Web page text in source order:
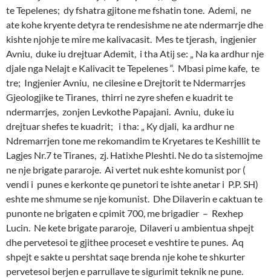
te Tepelenes; dy fshatra gjitone me fshatin tone. Ademi, ne
ate kohe kryente detyra te rendesishme ne ate ndermarrje dhe
kishte njohje te mire me kalivacasit. Mes te tjerash, ingjenier
Avniu, duke iu drejtuar Ademit, i tha Atij se: „ Na ka ardhur nje
djale nga Nelajt e Kalivacit te Tepelenes “. Mbasi pime kafe, te
tre; Ingjenier Avniu, ne cilesine e Drejtorit te Ndermarrjes
Gjeologjike te Tiranes, thirri ne zyre shefen e kuadrit te
ndermarrjes, zonjen Levkothe Papajani. Avniu, duke iu
drejtuar shefes te kuadrit; i tha: „ Ky djali, ka ardhur ne
Ndremarrjen tone me rekomandim te Kryetares te Keshillit te
Lagjes Nr.7 te Tiranes, zj. Hatixhe Pleshti. Ne do ta sistemojme
ne nje brigate pararoje. Ai vertet nuk eshte komunist por (
vendi i punes e kerkonte qe punetori te ishte anetar i P.P. SH)
eshte me shmume se nje komunist. Dhe Dilaverin e caktuan te
punonte ne brigaten e cpimit 700, me brigadier – Rexhep
Lucin. Ne kete brigate pararoje, Dilaveri u ambientua shpejt
dhe pervetesoi te gjithee proceset e veshtire te punes. Aq
shpejt e sakte u pershtat saqe brenda nje kohe te shkurter
pervetesoi berjen e parrullave te sigurimit teknik ne pune.